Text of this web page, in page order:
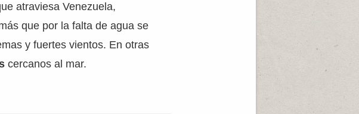
atraviesa Venezuela,
que por la falta de agua se
y fuertes vientos. En otras
cercanos al mar.